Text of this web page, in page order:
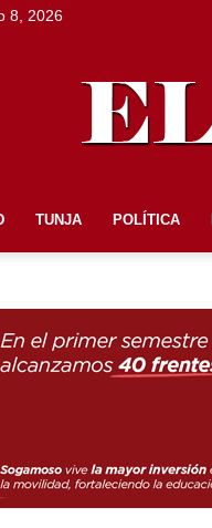
8, 2026
TUNJA POLÍTICA